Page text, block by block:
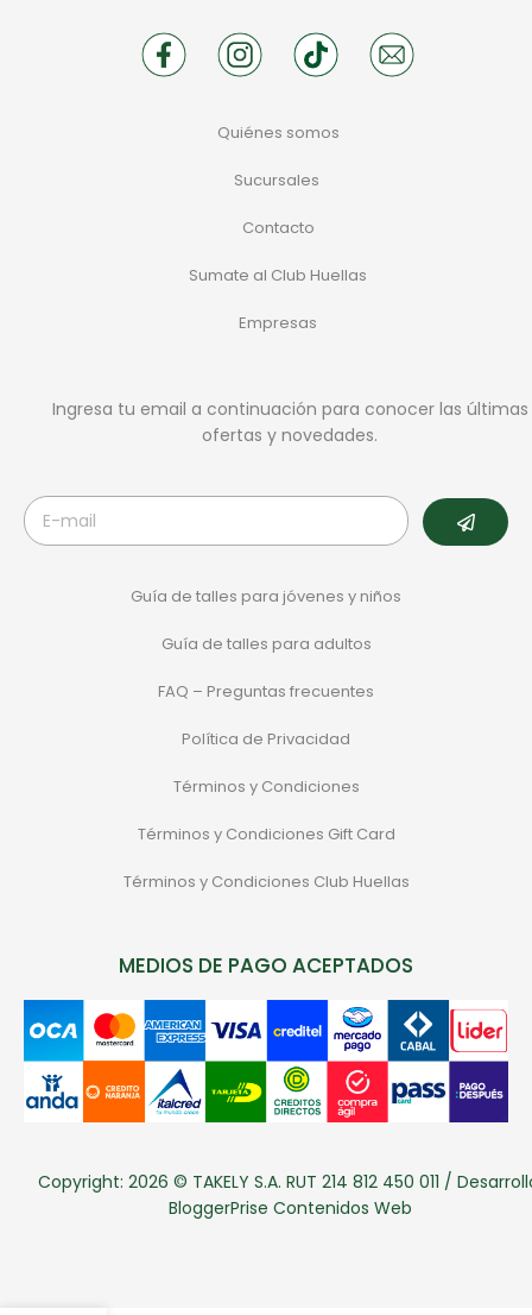
Quiénes somos
Sucursales
Contacto
Sumate al Club Huellas
Empresas
Ingresa tu email a continuación para conocer las últimas
ofertas y novedades.
Guía de talles para jóvenes y niños
Guía de talles para adultos
FAQ – Preguntas frecuentes
Política de Privacidad
Términos y Condiciones
Términos y Condiciones Gift Card
Términos y Condiciones Club Huellas
MEDIOS DE PAGO ACEPTADOS
Copyright: 2026 © TAKELY S.A. RUT 214 812 450 011 /
BloggerPrise Contenidos Web